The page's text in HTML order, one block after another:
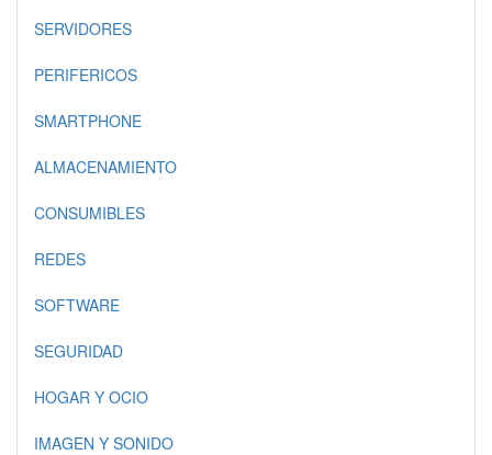
SERVIDORES
PERIFERICOS
SMARTPHONE
ALMACENAMIENTO
CONSUMIBLES
REDES
SOFTWARE
SEGURIDAD
HOGAR Y OCIO
IMAGEN Y SONIDO